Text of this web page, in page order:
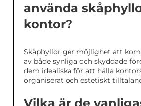
använda
kontor?
Skåphyllor ger möjlighet att
av både synliga och skyddade
dem idealiska för att hålla
organiserat och estetiskt
Vilka är de